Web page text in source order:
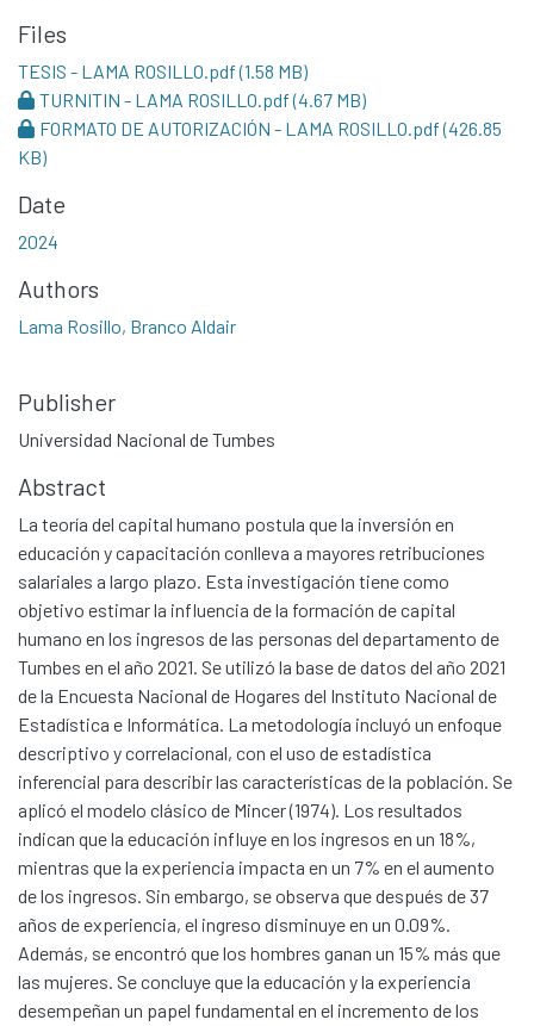
Files
TESIS - LAMA ROSILLO.pdf(1.58 MB)
TURNITIN - LAMA ROSILLO.pdf(4.67 MB)
FORMATO DE AUTORIZACIÓN - LAMA ROSILLO.pdf(426.85
KB)
Date
2024
Authors
Lama Rosillo, Branco Aldair
Publisher
Universidad Nacional de Tumbes
Abstract
La teoría del capital humano postula que la inversión en
educación y capacitación conlleva a mayores retribuciones
salariales a largo plazo. Esta investigación tiene como
objetivo estimar la influencia de la formación de capital
humano en los ingresos de las personas del departamento de
Tumbes en el año 2021. Se utilizó la base de datos del año 2021
de la Encuesta Nacional de Hogares del Instituto Nacional de
Estadística e Informática. La metodología incluyó un enfoque
descriptivo y correlacional, con el uso de estadística
inferencial para describir las características de la población. Se
aplicó el modelo clásico de Mincer (1974). Los resultados
indican que la educación influye en los ingresos en un 18%,
mientras que la experiencia impacta en un 7% en el aumento
de los ingresos. Sin embargo, se observa que después de 37
años de experiencia, el ingreso disminuye en un 0.09%.
Además, se encontró que los hombres ganan un 15% más que
las mujeres. Se concluye que la educación y la experiencia
desempeñan un papel fundamental en el incremento de los